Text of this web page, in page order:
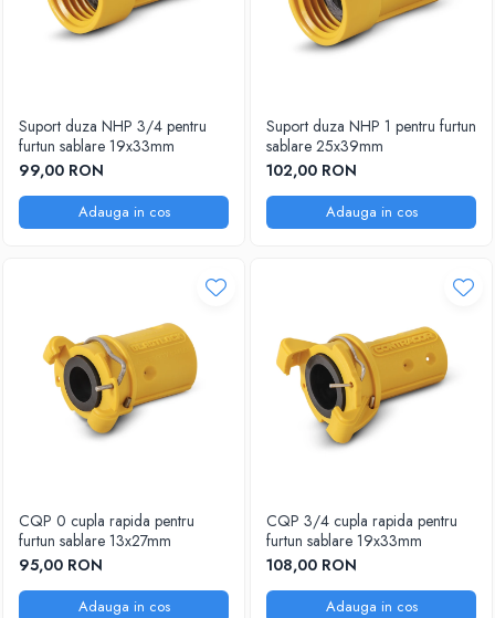
Suport duza NHP 3/4 pentru
furtun sablare 19x33mm
99,00 RON
Adauga in cos
Suport duza NHP 1 pentru furtun
sablare 25x39mm
102,00 RON
Adauga in cos
CQP 0 cupla rapida pentru
furtun sablare 13x27mm
95,00 RON
Adauga in cos
CQP 3/4 cupla rapida pentru
furtun sablare 19x33mm
108,00 RON
Adauga in cos